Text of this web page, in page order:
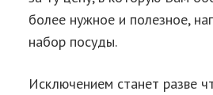
более нужное и полезное,
набор посуды.
Исключением станет разве